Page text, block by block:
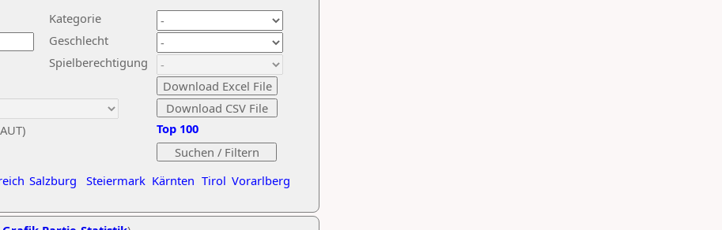
Kategorie
Geschlecht
Spielberechtigung
Salzburg Steiermark Kärnten Tirol Vorarlberg
Top 100